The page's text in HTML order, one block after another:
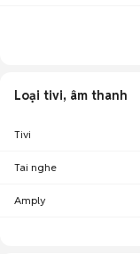
Loại tivi, âm thanh
Tivi
Tai nghe
Amply